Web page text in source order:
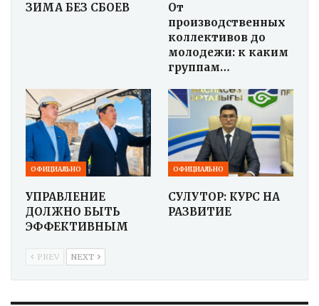
ЗИМА БЕЗ СБОЕВ
От
производственных
коллективов до
молодежи: к каким
группам…
ОФИЦИАЛЬНО
УПРАВЛЕНИЕ
ДОЛЖНО БЫТЬ
ЭФФЕКТИВНЫМ
ОФИЦИАЛЬНО
СУЛУТОР: КУРС НА
РАЗВИТИЕ
PREV NEXT